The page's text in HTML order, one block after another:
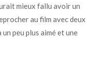
mieux fallu avoir un
au film avec deux
peu plus aimé et une